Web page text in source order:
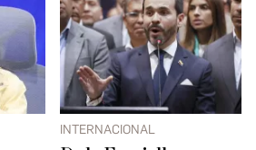
INTERNACIONAL